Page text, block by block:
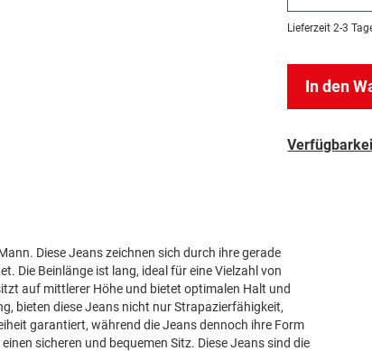
Lieferzeit 2-3
In den
Diese Jeans zeichnen sich durch ihre gerade
Die Beinlänge ist lang, ideal für eine Vielzahl von
auf mittlerer Höhe und bietet optimalen Halt und
bieten diese Jeans nicht nur Strapazierfähigkeit,
garantiert, während die Jeans dennoch ihre Form
sicheren und bequemen Sitz. Diese Jeans sind die